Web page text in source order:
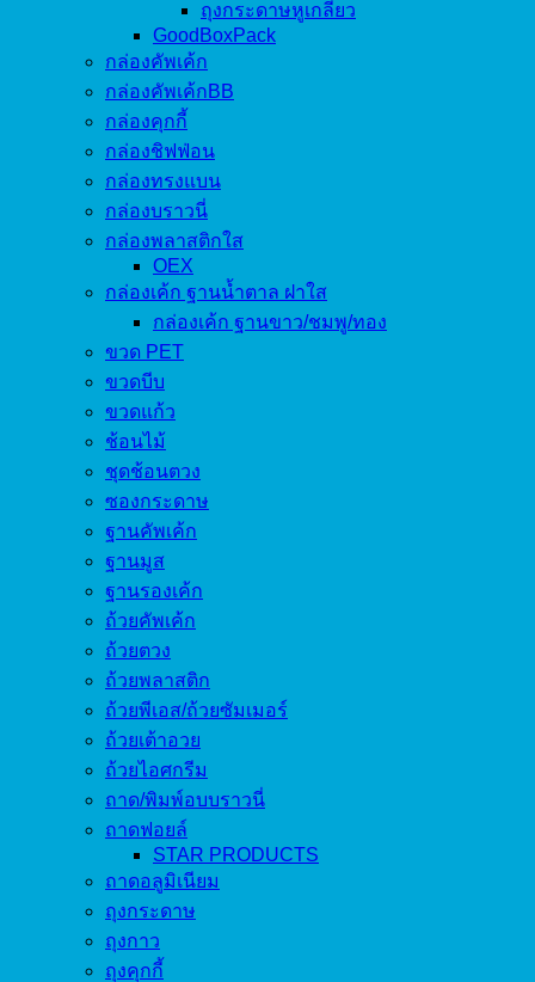
ถุงกระดาษหูเกลียว
GoodBoxPack
กล่องคัพเค้ก
กล่องคัพเค้กBB
กล่องคุกกี้
กล่องชิฟฟ่อน
กล่องทรงแบน
กล่องบราวนี่
กล่องพลาสติกใส
OEX
กล่องเค้ก ฐานน้ำตาล ฝาใส
กล่องเค้ก ฐานขาว/ชมพู/ทอง
ขวด PET
ขวดบีบ
ขวดแก้ว
ช้อนไม้
ชุดช้อนตวง
ซองกระดาษ
ฐานคัพเค้ก
ฐานมูส
ฐานรองเค้ก
ถ้วยคัพเค้ก
ถ้วยตวง
ถ้วยพลาสติก
ถ้วยพีเอส/ถ้วยซัมเมอร์
ถ้วยเต้าอวย
ถ้วยไอศกรีม
ถาด/พิมพ์อบบราวนี่
ถาดฟอยล์
STAR PRODUCTS
ถาดอลูมิเนียม
ถุงกระดาษ
ถุงกาว
ถุงคุกกี้